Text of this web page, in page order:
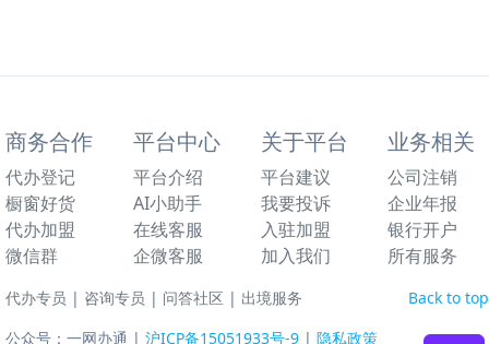
商务合作
代办登记
橱窗好货
代办加盟
微信群
平台中心
平台介绍
AI小助手
在线客服
企微客服
关于平台
平台建议
我要投诉
入驻加盟
加入我们
业务相关
公司注销
企业年报
银行开户
所有服务
Back to top
代办专员 | 咨询专员 | 问答社区 | 出境服务
公众号：一网办通 | 沪ICP备15051933号-9 | 隐私政策